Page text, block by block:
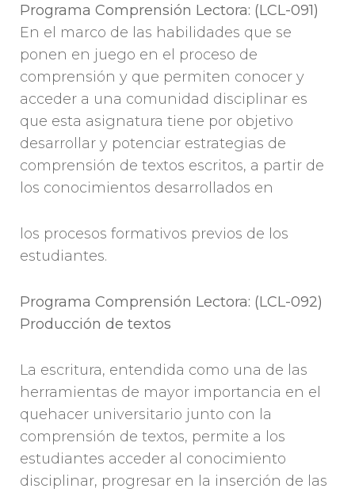
Programa Comprensión Lectora: (LCL-091)
En el marco de las habilidades que se
ponen en juego en el proceso de
comprensión y que permiten conocer y
acceder a una comunidad disciplinar es
que esta asignatura tiene por objetivo
desarrollar y potenciar estrategias de
comprensión de textos escritos, a partir de
los conocimientos desarrollados en
los procesos formativos previos de los
estudiantes.
Programa Comprensión Lectora: (LCL-092)
Producción de textos
La escritura, entendida como una de las
herramientas de mayor importancia en el
quehacer universitario junto con la
comprensión de textos, permite a los
estudiantes acceder al conocimiento
disciplinar, progresar en la inserción de las